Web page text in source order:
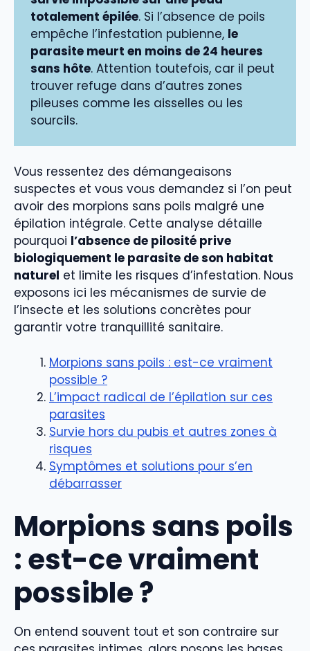
totalement épilée. Si l’absence de poils
empêche l’infestation pubienne, le
parasite meurt en moins de 24 heures
sans hôte. Attention toutefois, car il peut
trouver refuge dans d’autres zones
pileuses comme les aisselles ou les
sourcils.
Vous ressentez des démangeaisons
suspectes et vous vous demandez si l’on peut
avoir des morpions sans poils malgré une
épilation intégrale. Cette analyse détaille
pourquoi l’absence de pilosité prive
biologiquement le parasite de son habitat
naturel et limite les risques d’infestation. Nous
exposons ici les mécanismes de survie de
l’insecte et les solutions concrètes pour
garantir votre tranquillité sanitaire.
Morpions sans poils : est-ce vraiment
possible ?
L’impact radical de l’épilation sur ces
parasites
Survie hors du pubis et autres zones à
risques
Symptômes et solutions pour s’en
débarrasser
Morpions sans poils
: est-ce vraiment
possible ?
On entend souvent tout et son contraire sur